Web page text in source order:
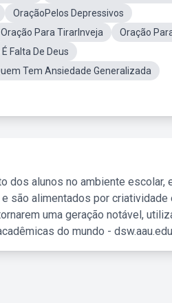
OraçãoPelos Depressivos
Oração Para TirarInveja
Oração
Falta De Deus
Tem Ansiedade Generalizada
dos alunos no ambiente escolar,
são alimentados por criatividade
uma geração notável,
do mundo -